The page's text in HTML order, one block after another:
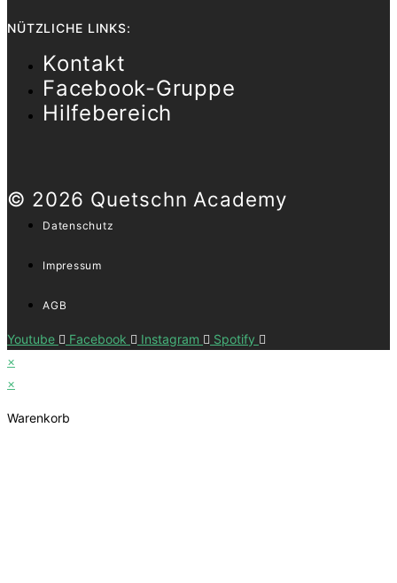
NÜTZLICHE LINKS:
Kontakt
Facebook-Gruppe
Hilfebereich
© 2026 Quetschn Academy
Datenschutz
Impressum
AGB
Youtube Facebook Instagram
Spotify
×
×
Warenkorb